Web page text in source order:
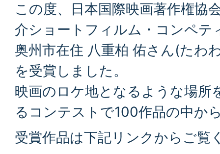
この度、日本国際映画著作権協
介ショートフィルム・コンペ
奥州市在住 八重柏 佑さん(たわ
を受賞しました。
映画のロケ地となるような場所
るコンテストで100作品の中か
受賞作品は下記リンクからご覧